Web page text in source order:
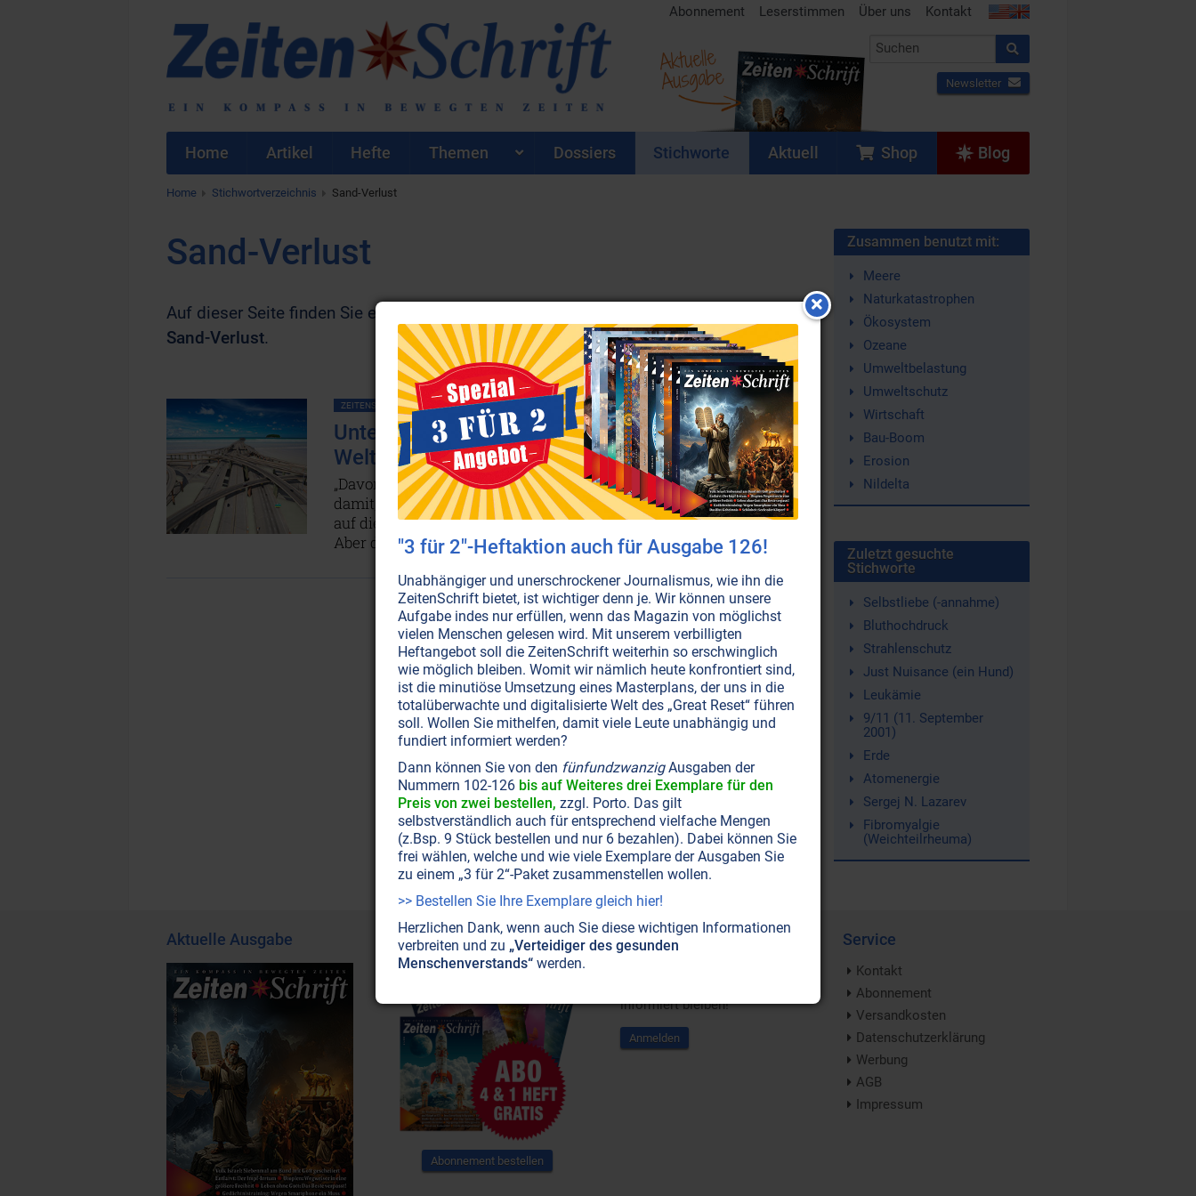
Abonnement Leserstimmen Über uns Kontakt
Newsletter
Aktuelle
Ausgabe
Home Artikel Hefte Themen Dossiers Stichworte Aktuell Shop Blog
Home Stichwortverzeichnis Sand-Verlust
Sand-Verlust
Auf dieser Seite finden Sie eine Auflistung aller
Sand-Verlust.
ZEITENSCHRIFT NR. 79, S.38 WIRTSCHAFT PLANET ERDE • UMWELTSCHUTZ MEERE
Unter den Autobahnen liegen die Strände der
Welt
„Davon gibt es so viel wie Sand am Meer“, sagen wir und meinen
damit, dass es von etwas unendlich viel gibt. Denn dass der Sand
auf diesem Planeten je zur Neige gehen könnte, glauben wir nicht.
Aber da täuschen wir uns gewaltig.Weiterlesen...
Zusammen benutzt mit:
Meere
Naturkatastrophen
Ökosystem
Ozeane
Umweltbelastung
Umweltschutz
Wirtschaft
Bau-Boom
Erosion
Nildelta
Zuletzt gesuchte
Stichworte
Selbstliebe (-annahme)
Bluthochdruck
Strahlenschutz
Just Nuisance (ein Hund)
Leukämie
9/11 (11. September
2001)
Erde
Atomenergie
Sergej N. Lazarev
Fibromyalgie
(Weichteilrheuma)
Aktuelle Ausgabe Abonnement
Abonnement bestellen
Newsletter
informiert bleiben!
Anmelden
Service
Kontakt
Abonnement
Versandkosten
Datenschutzerklärung
Werbung
AGB
Impressum
"3 für 2"-Heftaktion auch für Ausgabe 126!
Unabhängiger und unerschrockener Journalismus, wie ihn die
ZeitenSchrift bietet, ist wichtiger denn je. Wir können unsere
Aufgabe indes nur erfüllen, wenn das Magazin von möglichst
vielen Menschen gelesen wird. Mit unserem verbilligten
Heftangebot soll die ZeitenSchrift weiterhin so erschwinglich
wie möglich bleiben. Womit wir nämlich heute konfrontiert sind,
ist die minutiöse Umsetzung eines Masterplans, der uns in die
totalüberwachte und digitalisierte Welt des „Great Reset“ führen
soll. Wollen Sie mithelfen, damit viele Leute unabhängig und
fundiert informiert werden?
Dann können Sie von den fünfundzwanzigAusgaben der
Nummern 102-126 bis auf Weiteres drei Exemplare für den
Preis von zwei bestellen, zzgl. Porto. Das gilt
selbstverständlich auch für entsprechend vielfache Mengen
(z.Bsp. 9 Stück bestellen und nur 6 bezahlen). Dabei können Sie
frei wählen, welche und wie viele Exemplare der Ausgaben Sie
zu einem „3 für 2“-Paket zusammenstellen wollen.
>> Bestellen Sie Ihre Exemplare gleich hier!
Herzlichen Dank, wenn auch Sie diese wichtigen Informationen
verbreiten und zu „Verteidiger des gesunden
Menschenverstands“werden.